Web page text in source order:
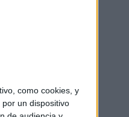
como cookies, y
un dispositivo